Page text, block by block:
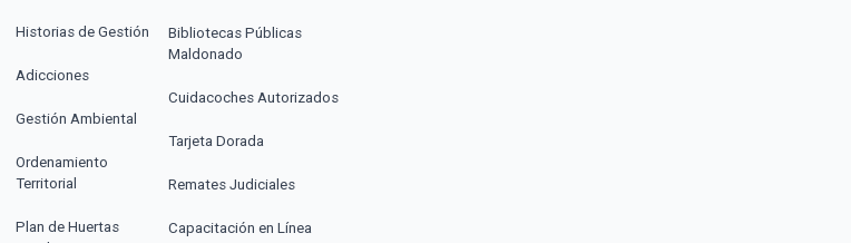
Historias de Gestión
Adicciones
Gestión Ambiental
Ordenamiento
Territorial
Plan de Huertas
Bibliotecas Públicas
Maldonado
Cuidacoches Autorizados
Tarjeta Dorada
Remates Judiciales
Capacitación en Línea